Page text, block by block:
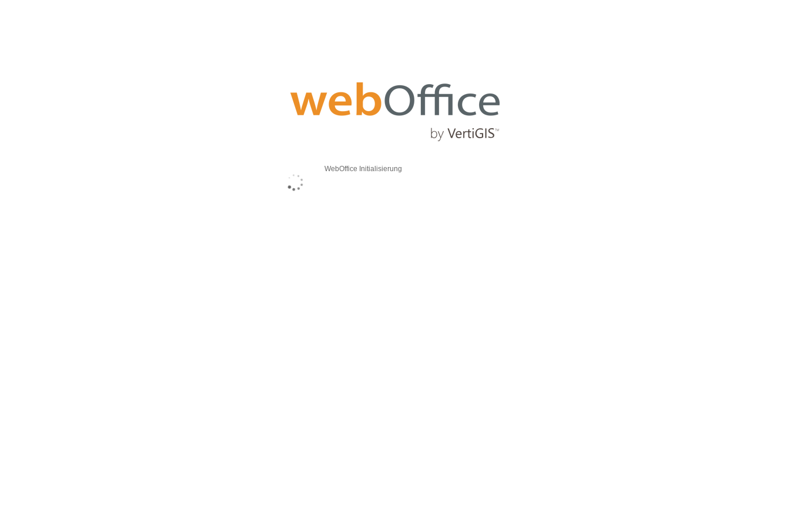
WebOffice Initialisierung